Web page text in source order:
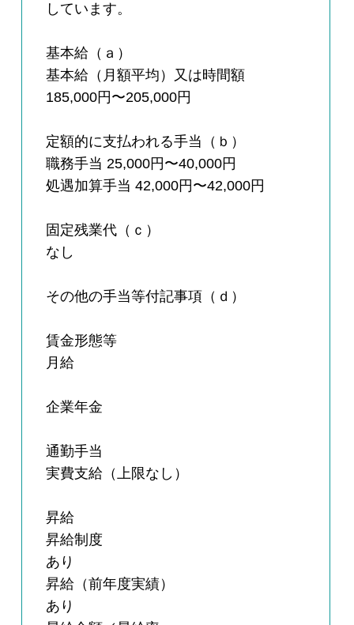
しています。
基本給（ａ）
基本給（月額平均）又は時間額
185,000円〜205,000円
定額的に支払われる手当（ｂ）
職務手当 25,000円〜40,000円
処遇加算手当 42,000円〜42,000円
固定残業代（ｃ）
なし
その他の手当等付記事項（ｄ）
賃金形態等
月給
企業年金
通勤手当
実費支給（上限なし）
昇給
昇給制度
あり
昇給（前年度実績）
あり